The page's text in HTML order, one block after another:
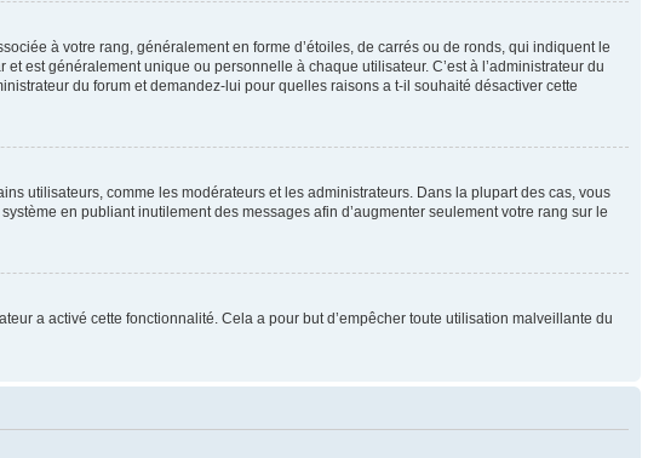
à votre rang, généralement en forme d’étoiles, de carrés ou de ronds, qui indiquent le
est généralement unique ou personnelle à chaque utilisateur. C’est à l’administrateur du
du forum et demandez-lui pour quelles raisons a t-il souhaité désactiver cette
utilisateurs, comme les modérateurs et les administrateurs. Dans la plupart des cas, vous
en publiant inutilement des messages afin d’augmenter seulement votre rang sur le
a activé cette fonctionnalité. Cela a pour but d’empêcher toute utilisation malveillante du